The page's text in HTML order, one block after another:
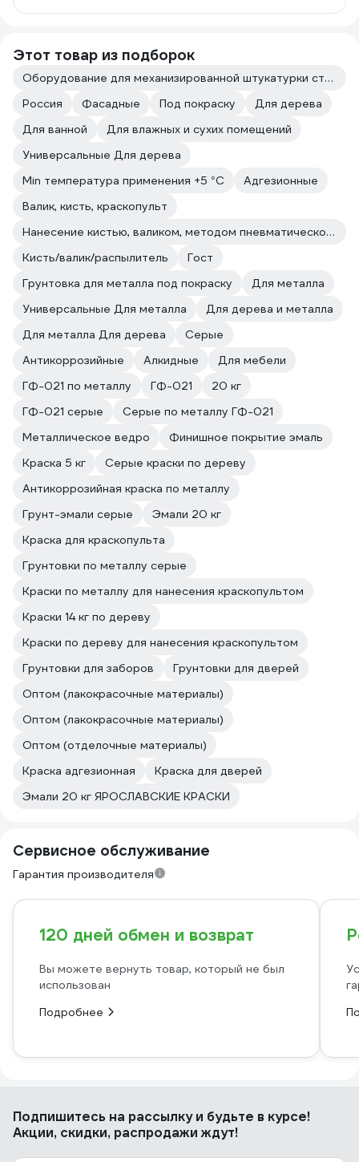
Этот товар из подборок
Оборудование для механизированной штукатурки стен
Россия
Фасадные Под покраску
Для дерева
Для ванной
Для влажных и сухих помещений
Универсальные Для дерева
Min температура применения +5 °С
Адгезионные
Валик, кисть, краскопульт
Нанесение кистью, валиком, методом пневматического и безвоздушного распыления.
Кисть/валик/распылитель
Гост
Грунтовка для металла под покраску
Для металла
Универсальные Для металла
Для дерева и металла
Для металла Для дерева
Серые
Антикоррозийные
Алкидные
Для мебели
ГФ-021 по металлу
ГФ-021
20 кг
ГФ-021 серые
Серые по металлу ГФ-021
Металлическое ведро
Финишное покрытие эмаль
Краска 5 кг
Серые краски по дереву
Антикоррозийная краска по металлу
Грунт-эмали серые
Эмали 20 кг
Краска для краскопульта
Грунтовки по металлу серые
Краски по металлу для нанесения краскопультом
Краски 14 кг по дереву
Краски по дереву для нанесения краскопультом
Грунтовки для заборов
Грунтовки для дверей
Оптом (лакокрасочные материалы)
Оптом (лакокрасочные материалы)
Оптом (отделочные материалы)
Краска адгезионная
Краска для дверей
Эмали 20 кг ЯРОСЛАВСКИЕ КРАСКИ
Сервисное обслуживание
Гарантия производителя
120 дней обмен и возврат
Вы можете вернуть товар, который не был
использован
Подробнее
Подпишитесь на рассылкуи будьте в курсе!
Акции, скидки, распродажи ждут!